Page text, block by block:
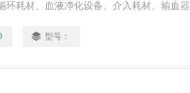
环耗材、血液净化设备、介入耗材、输血器
型号：